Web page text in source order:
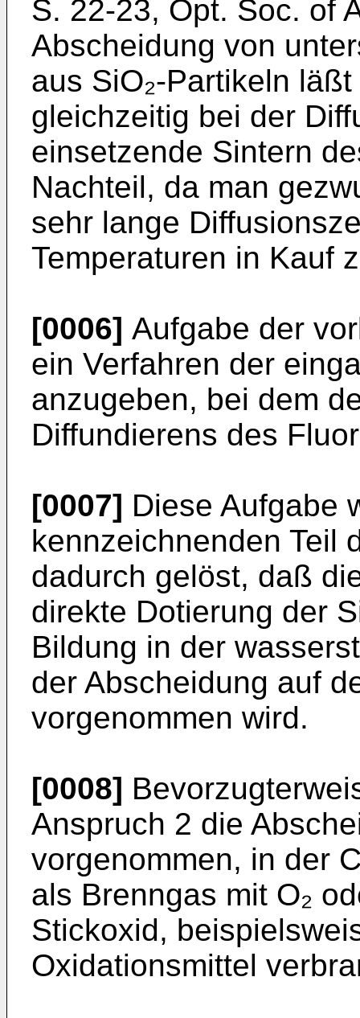
S. 22-23, Opt. Soc. of
Abscheidung von
aus SiO₂-Partikeln
gleichzeitig bei der
einsetzende Sintern
Nachteil, da man
sehr lange
Temperaturen in Kauf
[0006] Aufgabe der
ein Verfahren der
anzugeben, bei dem
Diffundierens des
[0007] Diese Aufgabe
kennzeichnenden Teil
dadurch gelöst, daß
direkte Dotierung der
Bildung in der
der Abscheidung auf
vorgenommen wird.
[0008]
Anspruch 2 die
vorgenommen, in der
als Brenngas mit O₂
Stickoxid,
Oxidationsmittel